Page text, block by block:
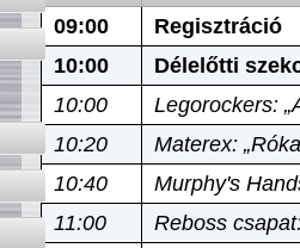
09:00
Regisztráció
10:00
Délelőtti
10:00
Legorockers:
10:20
Materex:
10:40
Murphy's
11:00
Reboss